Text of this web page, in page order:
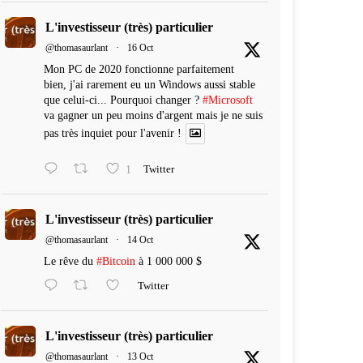
L'investisseur (très) particulier
@thomasaurlant · 16 Oct
Mon PC de 2020 fonctionne parfaitement
bien, j'ai rarement eu un Windows aussi stable
que celui-ci... Pourquoi changer ? #Microsoft
va gagner un peu moins d'argent mais je ne suis
pas très inquiet pour l'avenir !
1 Twitter
L'investisseur (très) particulier
@thomasaurlant · 14 Oct
Le rêve du #Bitcoin à 1 000 000 $
Twitter
L'investisseur (très) particulier
@thomasaurlant · 13 Oct